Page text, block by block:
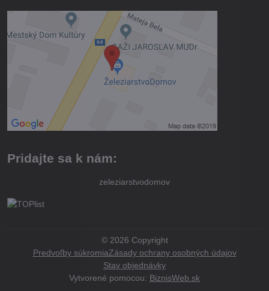
Pridajte sa k nám:
zeleziarstvodomov
© 2026 Copyright
Predvoľby súkromiaZásady ochrany osobných údajov
Stav objednávky
Vytvorené pomocou: BiznisWeb.sk